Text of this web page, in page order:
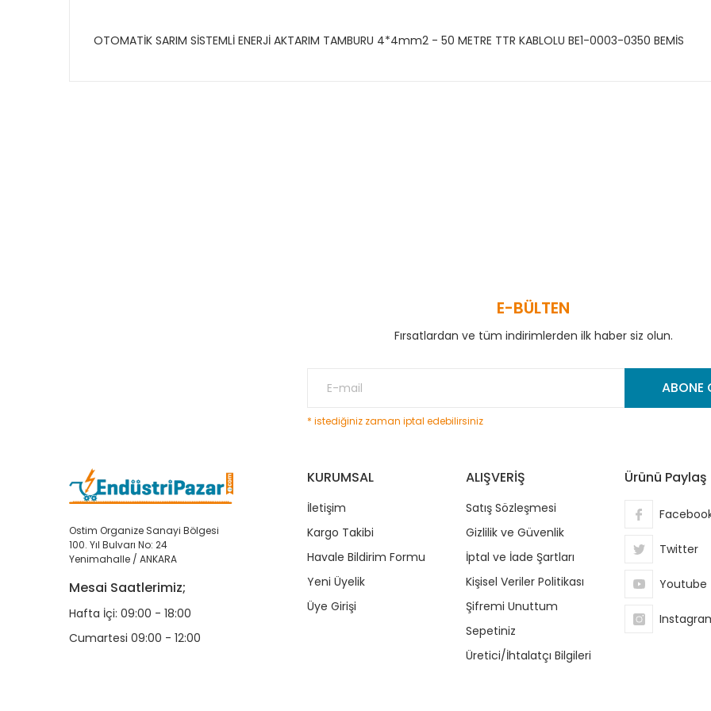
OTOMATİK SARIM SİSTEMLİ ENERJİ AKTARIM TAMBURU 4*4mm2 - 50 METRE TTR KABLOLU BE1-0003-0350 BEMİS
E-BÜLTEN
Fırsatlardan ve tüm indirimlerden ilk haber siz olun.
ABONE
* istediğiniz zaman iptal edebilirsiniz
Ostim Organize Sanayi Bölgesi
100. Yıl Bulvarı No: 24
Yenimahalle / ANKARA
Mesai Saatlerimiz;
Hafta İçi: 09:00 - 18:00
Cumartesi 09:00 - 12:00
KURUMSAL
İletişim
Kargo Takibi
Havale Bildirim Formu
Yeni Üyelik
Üye Girişi
ALIŞVERİŞ
Satış Sözleşmesi
Gizlilik ve Güvenlik
İptal ve İade Şartları
Kişisel Veriler Politikası
Şifremi Unuttum
Sepetiniz
Üretici/İhtalatçı Bilgileri
Ürünü Paylaş
Twitter
Youtube